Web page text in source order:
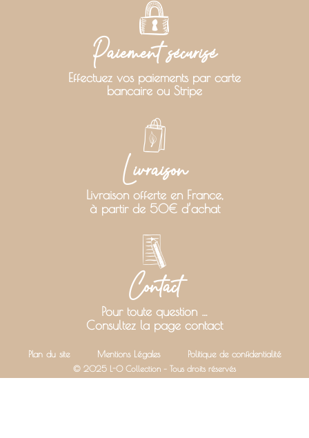
Paiement sécurisé
Effectuez vos paiements par carte
bancaire ou Stripe
Livraison
Livraison offerte en France,
à partir de 50€ d’achat
Contact
Pour toute question …
Consultez la page contact
Plan du site Mentions Légales Politique de confidentialité
© 2025 L-O Collection – Tous droits réservés